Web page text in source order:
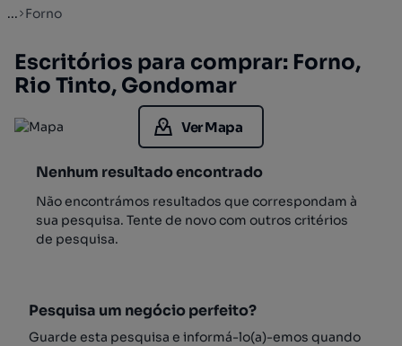
... Forno
Escritórios para comprar: Forno,
Rio Tinto, Gondomar
Ver Mapa
Nenhum resultado encontrado
Não encontrámos resultados que correspondam à
sua pesquisa. Tente de novo com outros critérios
de pesquisa.
Pesquisa um negócio perfeito?
Guarde esta pesquisa e informá-lo(a)-emos quando